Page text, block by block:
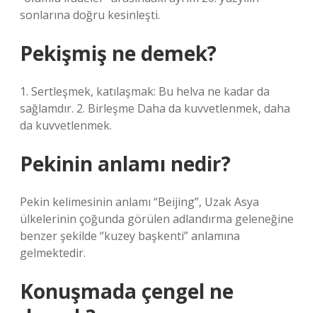
sonlarına doğru kesinleşti.
Pekişmiş ne demek?
1. Sertleşmek, katılaşmak: Bu helva ne kadar da
sağlamdır. 2. Birleşme Daha da kuvvetlenmek, daha
da kuvvetlenmek.
Pekinin anlamı nedir?
Pekin kelimesinin anlamı “Beijing”, Uzak Asya
ülkelerinin çoğunda görülen adlandırma geleneğine
benzer şekilde “kuzey başkenti” anlamına
gelmektedir.
Konuşmada çengel ne